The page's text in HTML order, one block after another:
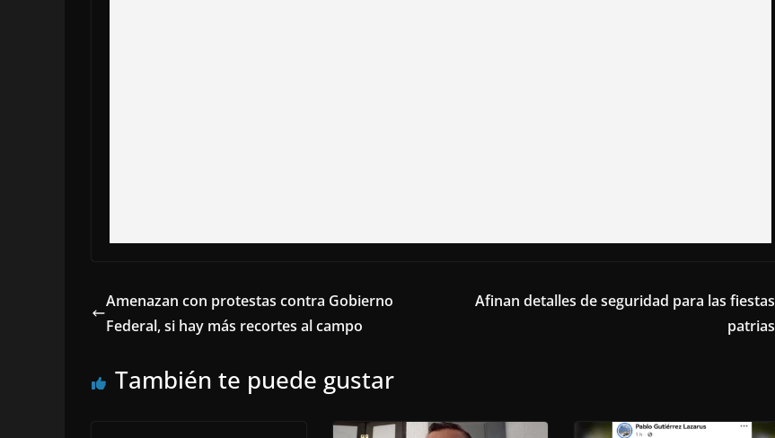
Amenazan con protestas contra Gobierno
Federal, si hay más recortes al campo
Afinan detalles de seguridad para las fiestas
patrias
También te puede gustar